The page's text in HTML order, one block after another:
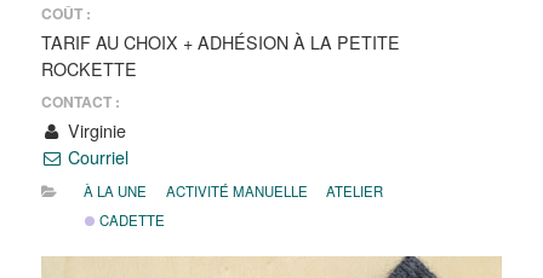
COÛT :
TARIF AU CHOIX + ADHÉSION À LA PETITE
ROCKETTE
CONTACT :
Virginie
Courriel
À LA UNE ACTIVITÉ MANUELLE
ATELIER
CADETTE